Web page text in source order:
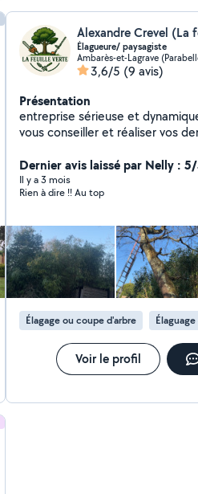
Élagueure/ paysagiste
Ambarès-et-Lagrave
3,6/5 (9 avis)
Présentation
entreprise sérieuse et dynamique Je serais ravie
vous conseiller et réaliser vos
taille de haie tonte de pelouse Travaux effectués avec
grimpeur ou nacelle Pose de
végétaux Déplacement et devis
50 % de crédit d'impôt sur
(conformément à la législation
Dernier avis laissé par Nelly :
Il y a 3 mois
Rien à dire !! Au top
Élagage ou coupe d'arbre
Voir le profil